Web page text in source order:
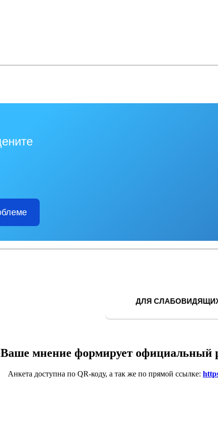
ДЛЯ
Ваше мнение формирует официальный
Анкета доступна по QR-коду, а так же по прямой ссылке: